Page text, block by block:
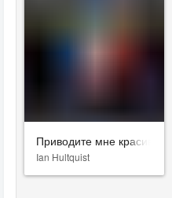
Приводите мне красивых:
Ian Hultquist